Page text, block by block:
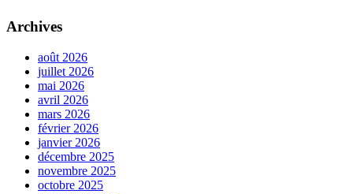
Archives
août 2026
juillet 2026
mai 2026
avril 2026
mars 2026
février 2026
janvier 2026
décembre 2025
novembre 2025
octobre 2025